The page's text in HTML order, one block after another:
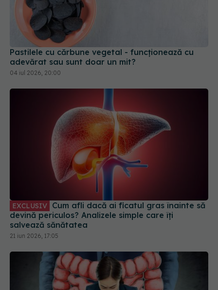
Pastilele cu cărbune vegetal - funcționează cu
adevărat sau sunt doar un mit?
04 iul 2026, 20:00
Cum afli dacă ai ficatul gras înainte să
devină periculos? Analizele simple care îți
salvează sănătatea
21 iun 2026, 17:05